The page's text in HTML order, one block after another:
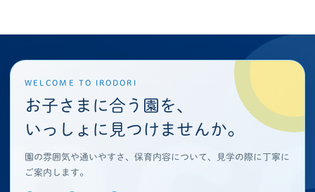
WELCOME TO IRODORI
お子さまに合う園を、
いっしょに見つけませんか。
園の雰囲気や通いやすさ、保育内容について、見学の際に丁寧に
ご案内します。